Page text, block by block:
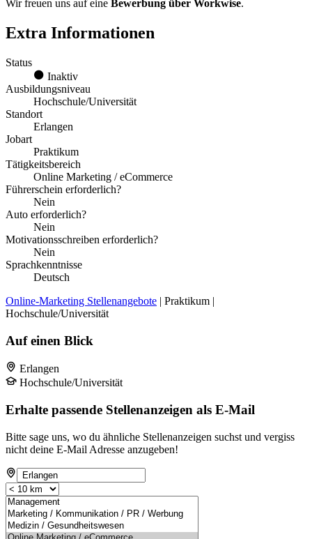
Wir freuen uns auf eine Bewerbung über Workwise.
Extra Informationen
Status
Inaktiv
Ausbildungsniveau
Hochschule/Universität
Standort
Erlangen
Jobart
Praktikum
Tätigkeitsbereich
Online Marketing / eCommerce
Führerschein erforderlich?
Nein
Auto erforderlich?
Nein
Motivationsschreiben erforderlich?
Nein
Sprachkenntnisse
Deutsch
Online-Marketing Stellenangebote | Praktikum |
Hochschule/Universität
Auf einen Blick
Erlangen
Hochschule/Universität
Erhalte passende Stellenanzeigen als E-Mail
Bitte sage uns, wo du ähnliche Stellenanzeigen suchst und vergiss
nicht deine E-Mail Adresse anzugeben!